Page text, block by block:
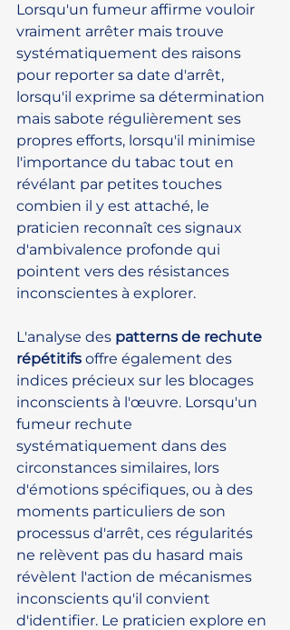
Lorsqu'un fumeur affirme vouloir
vraiment arrêter mais trouve
systématiquement des raisons
pour reporter sa date d'arrêt,
lorsqu'il exprime sa détermination
mais sabote régulièrement ses
propres efforts, lorsqu'il minimise
l'importance du tabac tout en
révélant par petites touches
combien il y est attaché, le
praticien reconnaît ces signaux
d'ambivalence profonde qui
pointent vers des résistances
inconscientes à explorer.
L'analyse des patterns de rechute
répétitifs offre également des
indices précieux sur les blocages
inconscients à l'œuvre. Lorsqu'un
fumeur rechute
systématiquement dans des
circonstances similaires, lors
d'émotions spécifiques, ou à des
moments particuliers de son
processus d'arrêt, ces régularités
ne relèvent pas du hasard mais
révèlent l'action de mécanismes
inconscients qu'il convient
d'identifier. Le praticien explore en